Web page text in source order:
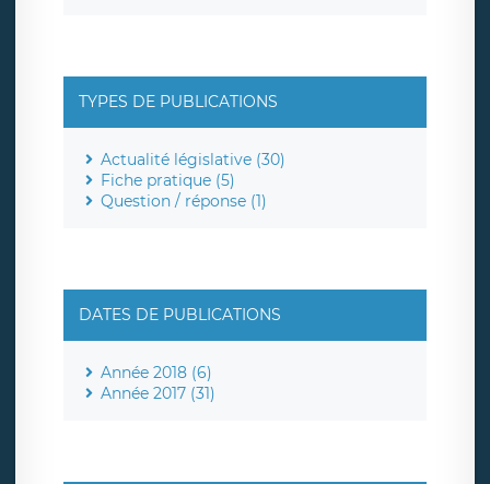
TYPES DE PUBLICATIONS
Actualité législative (30)
Fiche pratique (5)
Question / réponse (1)
DATES DE PUBLICATIONS
Année 2018 (6)
Année 2017 (31)